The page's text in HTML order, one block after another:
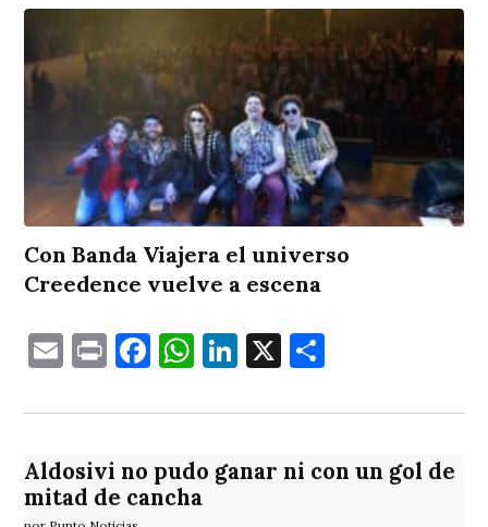
Con Banda Viajera el universo
Creedence vuelve a escena
EmailPrintFacebook
WhatsApp
LinkedIn
X
Aldosivi no pudo ganar ni con un gol de
mitad de cancha